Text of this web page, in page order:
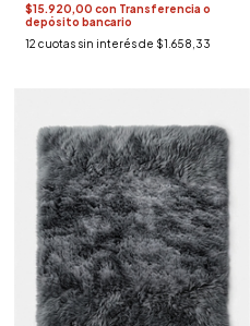
$15.920,00 con Transferencia o
depósito bancario
12 cuotas sin interés de $1.658,33